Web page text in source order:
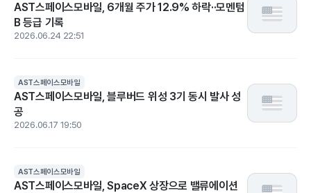
AST스페이스모바일, 6개월 주가 12.9% 하락··모멘텀
B 등급 기록
2026.06.24 22:51
AST스페이스모바일
AST스페이스모바일, 블루버드 위성 3기 동시 발사 성
공
2026.06.17 19:50
AST스페이스모바일
AST스페이스모바일, SpaceX 상장으로 밸류에이션